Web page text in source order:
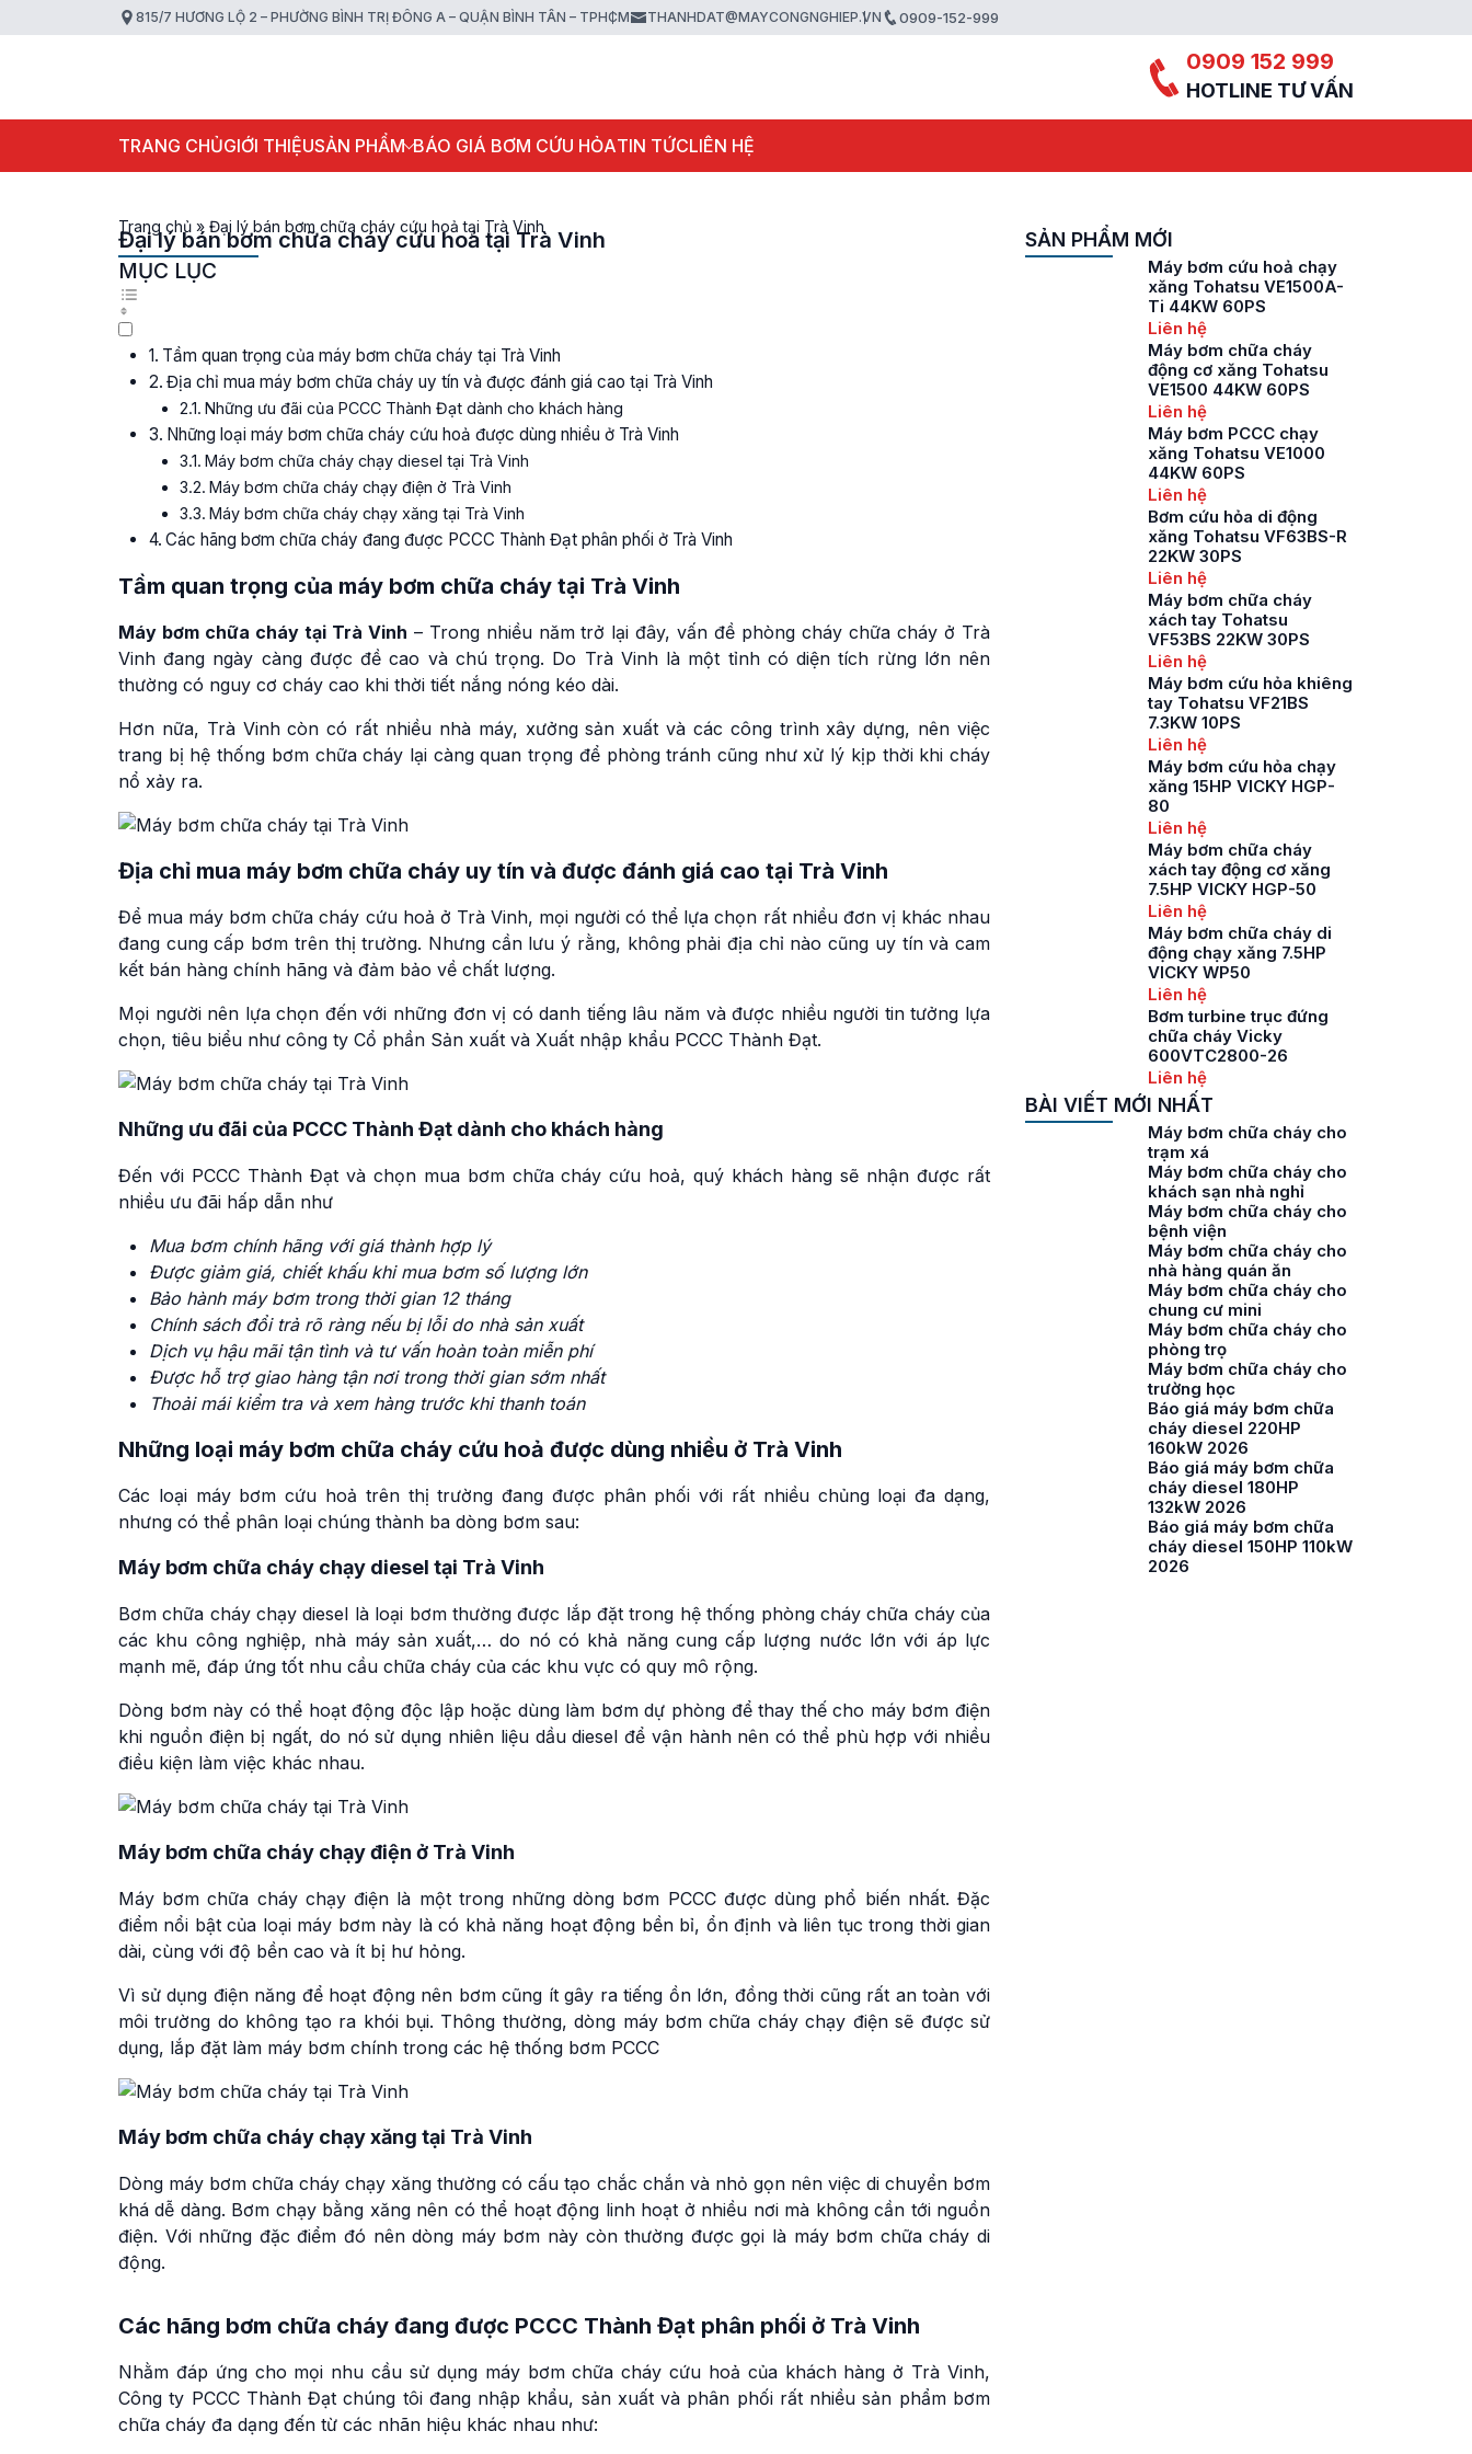
815/7 HƯƠNG LỘ 2 – PHƯỜNG BÌNH TRỊ ĐÔNG A – QUẬN BÌNH TÂN – TPHCM THANHDAT@MAYCONGNGHIEP.VN 0909-152-999
0909 152 999
HOTLINE TƯ VẤN
TRANG CHỦGIỚI THIỆUSẢN PHẨM BÁO GIÁ BƠM CỨU HỎATIN TỨCLIÊN HỆ
Trang chủ » Đại lý bán bơm chữa cháy cứu hoả tại Trà Vinh
Đại lý bán bơm chữa cháy cứu hoả tại Trà Vinh
MỤC LỤC
Tầm quan trọng của máy bơm chữa cháy tại Trà Vinh
Địa chỉ mua máy bơm chữa cháy uy tín và được đánh giá cao tại Trà Vinh
Những ưu đãi của PCCC Thành Đạt dành cho khách hàng
Những loại máy bơm chữa cháy cứu hoả được dùng nhiều ở Trà Vinh
Máy bơm chữa cháy chạy diesel tại Trà Vinh
Máy bơm chữa cháy chạy điện ở Trà Vinh
Máy bơm chữa cháy chạy xăng tại Trà Vinh
Các hãng bơm chữa cháy đang được PCCC Thành Đạt phân phối ở Trà Vinh
Tầm quan trọng của máy bơm chữa cháy tại Trà Vinh
Máy bơm chữa cháy tại Trà Vinh – Trong nhiều năm trở lại đây, vấn đề phòng cháy chữa cháy ở Trà
Vinh đang ngày càng được đề cao và chú trọng. Do Trà Vinh là một tỉnh có diện tích rừng lớn nên
thường có nguy cơ cháy cao khi thời tiết nắng nóng kéo dài.
Hơn nữa, Trà Vinh còn có rất nhiều nhà máy, xưởng sản xuất và các công trình xây dựng, nên việc
trang bị hệ thống bơm chữa cháy lại càng quan trọng để phòng tránh cũng như xử lý kịp thời khi cháy
nổ xảy ra.
Địa chỉ mua máy bơm chữa cháy uy tín và được đánh giá cao tại Trà Vinh
Để mua máy bơm chữa cháy cứu hoả ở Trà Vinh, mọi người có thể lựa chọn rất nhiều đơn vị khác nhau
đang cung cấp bơm trên thị trường. Nhưng cần lưu ý rằng, không phải địa chỉ nào cũng uy tín và cam
kết bán hàng chính hãng và đảm bảo về chất lượng.
Mọi người nên lựa chọn đến với những đơn vị có danh tiếng lâu năm và được nhiều người tin tưởng lựa
chọn, tiêu biểu như công ty Cổ phần Sản xuất và Xuất nhập khẩu PCCC Thành Đạt.
Những ưu đãi của PCCC Thành Đạt dành cho khách hàng
Đến với PCCC Thành Đạt và chọn mua bơm chữa cháy cứu hoả, quý khách hàng sẽ nhận được rất
nhiều ưu đãi hấp dẫn như
Mua bơm chính hãng với giá thành hợp lý
Được giảm giá, chiết khấu khi mua bơm số lượng lớn
Bảo hành máy bơm trong thời gian 12 tháng
Chính sách đổi trả rõ ràng nếu bị lỗi do nhà sản xuất
Dịch vụ hậu mãi tận tình và tư vấn hoàn toàn miễn phí
Được hỗ trợ giao hàng tận nơi trong thời gian sớm nhất
Thoải mái kiểm tra và xem hàng trước khi thanh toán
Những loại máy bơm chữa cháy cứu hoả được dùng nhiều ở Trà Vinh
Các loại máy bơm cứu hoả trên thị trường đang được phân phối với rất nhiều chủng loại đa dạng,
nhưng có thể phân loại chúng thành ba dòng bơm sau:
Máy bơm chữa cháy chạy diesel tại Trà Vinh
Bơm chữa cháy chạy diesel là loại bơm thường được lắp đặt trong hệ thống phòng cháy chữa cháy của
các khu công nghiệp, nhà máy sản xuất,… do nó có khả năng cung cấp lượng nước lớn với áp lực
mạnh mẽ, đáp ứng tốt nhu cầu chữa cháy của các khu vực có quy mô rộng.
Dòng bơm này có thể hoạt động độc lập hoặc dùng làm bơm dự phòng để thay thế cho máy bơm điện
khi nguồn điện bị ngất, do nó sử dụng nhiên liệu dầu diesel để vận hành nên có thể phù hợp với nhiều
điều kiện làm việc khác nhau.
Máy bơm chữa cháy chạy điện ở Trà Vinh
Máy bơm chữa cháy chạy điện là một trong những dòng bơm PCCC được dùng phổ biến nhất. Đặc
điểm nổi bật của loại máy bơm này là có khả năng hoạt động bền bỉ, ổn định và liên tục trong thời gian
dài, cùng với độ bền cao và ít bị hư hỏng.
Vì sử dụng điện năng để hoạt động nên bơm cũng ít gây ra tiếng ồn lớn, đồng thời cũng rất an toàn với
môi trường do không tạo ra khói bụi. Thông thường, dòng máy bơm chữa cháy chạy điện sẽ được sử
dụng, lắp đặt làm máy bơm chính trong các hệ thống bơm PCCC
Máy bơm chữa cháy chạy xăng tại Trà Vinh
Dòng máy bơm chữa cháy chạy xăng thường có cấu tạo chắc chắn và nhỏ gọn nên việc di chuyển bơm
khá dễ dàng. Bơm chạy bằng xăng nên có thể hoạt động linh hoạt ở nhiều nơi mà không cần tới nguồn
điện. Với những đặc điểm đó nên dòng máy bơm này còn thường được gọi là máy bơm chữa cháy di
động.
Các hãng bơm chữa cháy đang được PCCC Thành Đạt phân phối ở Trà Vinh
Nhằm đáp ứng cho mọi nhu cầu sử dụng máy bơm chữa cháy cứu hoả của khách hàng ở Trà Vinh,
Công ty PCCC Thành Đạt chúng tôi đang nhập khẩu, sản xuất và phân phối rất nhiều sản phẩm bơm
chữa cháy đa dạng đến từ các nhãn hiệu khác nhau như:
SẢN PHẨM MỚI
Máy bơm cứu hoả chạy
xăng Tohatsu VE1500A-
Ti 44KW 60PS
Liên hệ
Máy bơm chữa cháy
động cơ xăng Tohatsu
VE1500 44KW 60PS
Liên hệ
Máy bơm PCCC chạy
xăng Tohatsu VE1000
44KW 60PS
Liên hệ
Bơm cứu hỏa di động
xăng Tohatsu VF63BS-R
22KW 30PS
Liên hệ
Máy bơm chữa cháy
xách tay Tohatsu
VF53BS 22KW 30PS
Liên hệ
Máy bơm cứu hỏa khiêng
tay Tohatsu VF21BS
7.3KW 10PS
Liên hệ
Máy bơm cứu hỏa chạy
xăng 15HP VICKY HGP-
80
Liên hệ
Máy bơm chữa cháy
xách tay động cơ xăng
7.5HP VICKY HGP-50
Liên hệ
Máy bơm chữa cháy di
động chạy xăng 7.5HP
VICKY WP50
Liên hệ
Bơm turbine trục đứng
chữa cháy Vicky
600VTC2800-26
Liên hệ
BÀI VIẾT MỚI NHẤT
Máy bơm chữa cháy cho
trạm xá
Máy bơm chữa cháy cho
khách sạn nhà nghỉ
Máy bơm chữa cháy cho
bệnh viện
Máy bơm chữa cháy cho
nhà hàng quán ăn
Máy bơm chữa cháy cho
chung cư mini
Máy bơm chữa cháy cho
phòng trọ
Máy bơm chữa cháy cho
trường học
Báo giá máy bơm chữa
cháy diesel 220HP
160kW 2026
Báo giá máy bơm chữa
cháy diesel 180HP
132kW 2026
Báo giá máy bơm chữa
cháy diesel 150HP 110kW
2026